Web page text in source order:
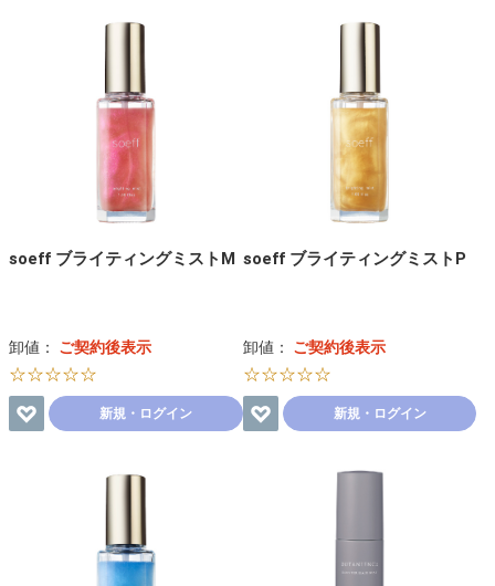
soeff ブライティングミストM
卸値： ご契約後表示
☆☆☆☆☆
新規・ログイン
soeff ブライティングミストP
卸値： ご契約後表示
☆☆☆☆☆
新規・ログイン